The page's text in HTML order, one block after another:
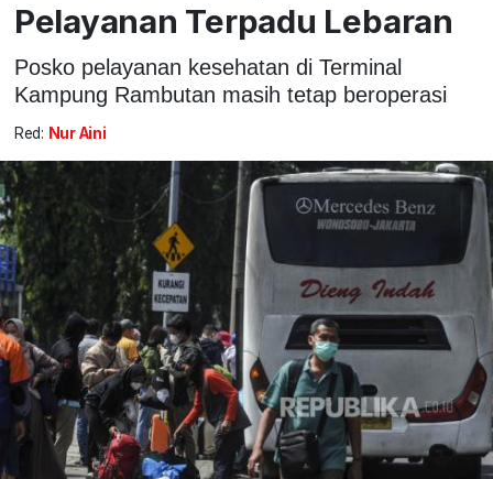
Pelayanan Terpadu Lebaran
Posko pelayanan kesehatan di Terminal
Kampung Rambutan masih tetap beroperasi
Red: Nur Aini